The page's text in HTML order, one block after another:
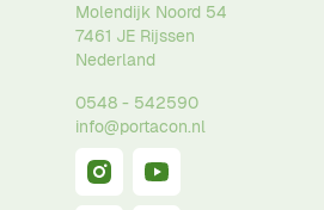
Molendijk Noord 54
7461 JE Rijssen
Nederland
0548 - 542590
info@portacon.nl